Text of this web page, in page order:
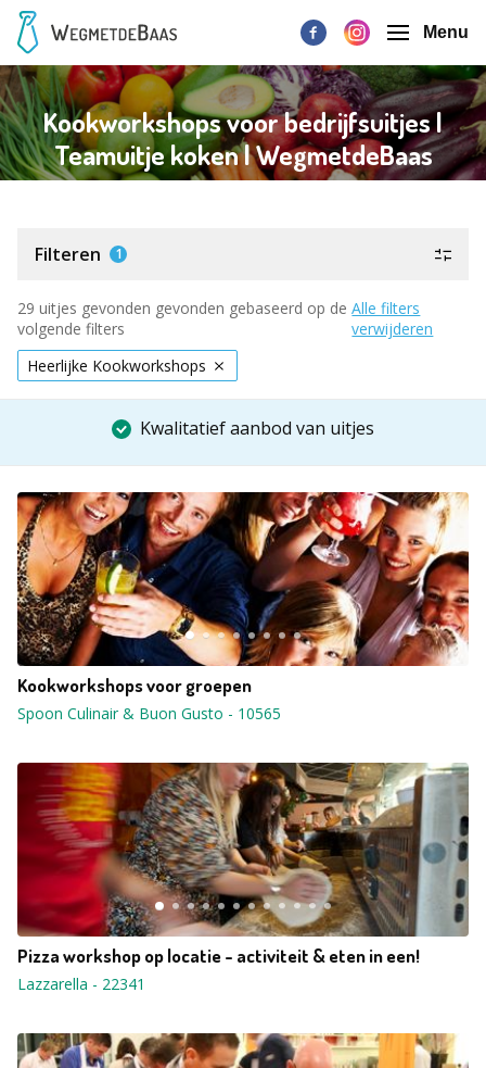
Menu
Kookworkshops voor bedrijfsuitjes |
Teamuitje koken | WegmetdeBaas
Filteren 1
29 uitjes gevonden gevonden gebaseerd op de
volgende filters
Alle filters
verwijderen
Heerlijke Kookworkshops
Kwalitatief aanbod van uitjes
Kookworkshops voor groepen
Spoon Culinair & Buon Gusto - 10565
Pizza workshop op locatie - activiteit & eten in een!
Lazzarella - 22341